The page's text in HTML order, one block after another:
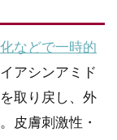
などで一時的
アシンアミド
取り戻し、外
皮膚刺激性・